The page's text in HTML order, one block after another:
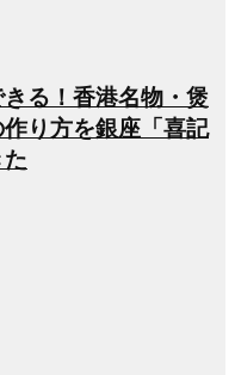
る！香港名物・煲
り方を銀座「喜記
た